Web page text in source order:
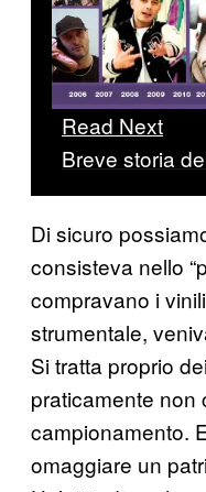
Read Next
Breve storia
Di sicuro
consisteva nello
compravano i
strumentale,
Si tratta proprio
praticamente non
campionamento.
omaggiare un